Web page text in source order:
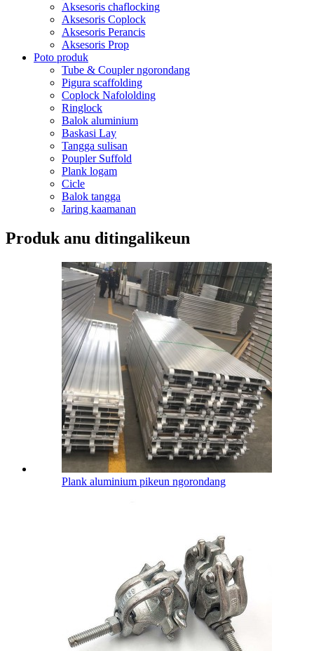
Aksesoris chaflocking
Aksesoris Coplock
Aksesoris Perancis
Aksesoris Prop
Poto produk
Tube & Coupler ngorondang
Pigura scaffolding
Coplock Nafololding
Ringlock
Balok aluminium
Baskasi Lay
Tangga sulisan
Poupler Suffold
Plank logam
Cicle
Balok tangga
Jaring kaamanan
Produk anu ditingalikeun
Plank aluminium pikeun ngorondang